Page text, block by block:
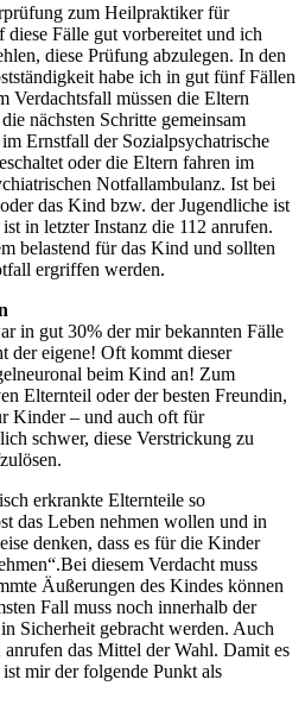
zum Heilpraktiker für
Fälle gut vorbereitet und ich
diese Prüfung abzulegen. In den
habe ich in gut fünf Fällen
Verdachtsfall müssen die Eltern
nächsten Schritte gemeinsam
Ernstfall der Sozialpsychatrische
oder die Eltern fahren im
Notfallambulanz. Ist bei
das Kind bzw. der Jugendliche ist
in letzter Instanz die 112 anrufen.
belastend für das Kind und sollten
ergriffen werden.
in gut 30% der mir bekannten Fälle
der eigene! Oft kommt dieser
beim Kind an! Zum
Elternteil oder der besten Freundin,
Kinder – und auch oft für
schwer, diese Verstrickung zu
erkrankte Elternteile so
das Leben nehmen wollen und in
denken, dass es für die Kinder
diesem Verdacht muss
Äußerungen des Kindes können
Fall muss noch innerhalb der
Sicherheit gebracht werden. Auch
das Mittel der Wahl. Damit es
mir der folgende Punkt als